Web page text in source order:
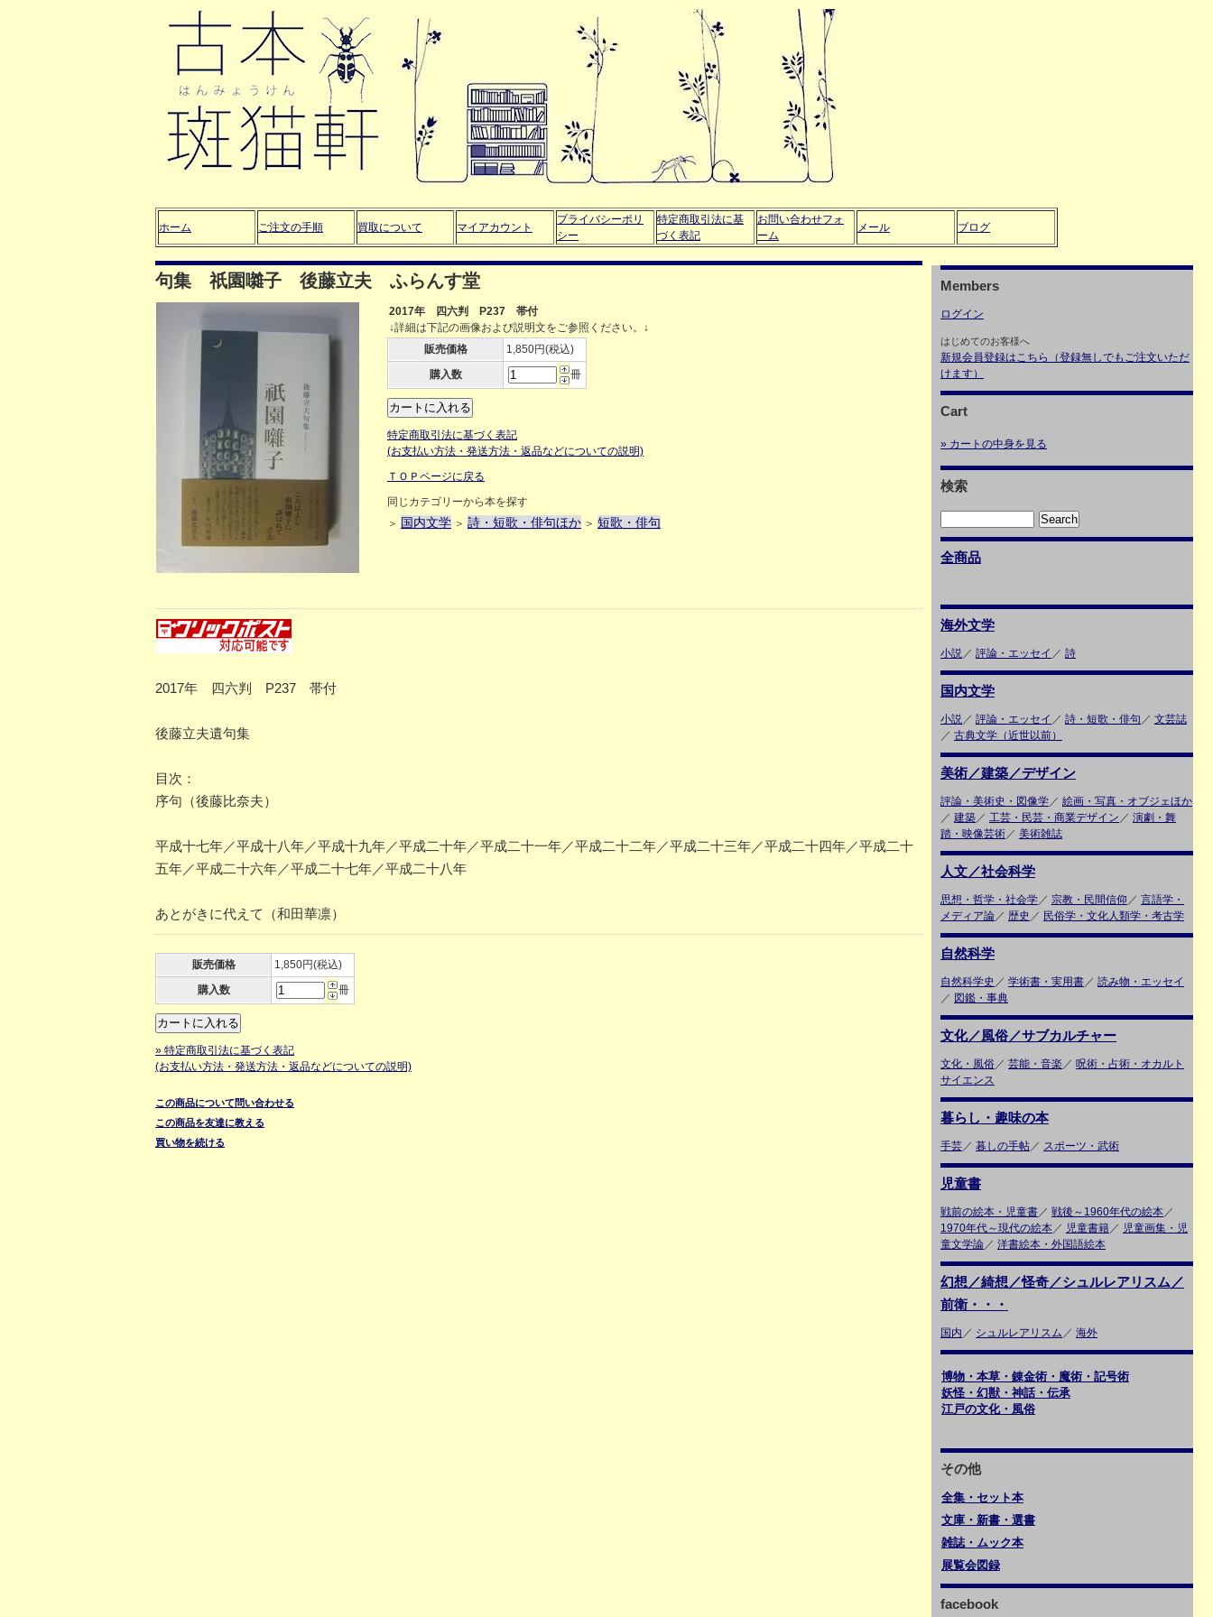
ホーム ご注文の手順 買取について マイアカウント
プライバシーポリ
シー
特定商取引法に基
づく表記
お問い合わせフォ
ーム
メール ブログ
句集 祇園囃子 後藤立夫 ふらんす堂
2017年 四六判 P237 帯付
↓詳細は下記の画像および説明文をご参照ください。↓
販売価格
1,850円(税込)
購入数
冊
特定商取引法に基づく表記
(お支払い方法・発送方法・返品などについての説明)
ＴＯＰページに戻る
同じカテゴリーから本を探す
＞ 国内文学 ＞ 詩・短歌・俳句ほか ＞ 短歌・俳句
2017年 四六判 P237 帯付
後藤立夫遺句集
目次：
序句（後藤比奈夫）
平成十七年／平成十八年／平成十九年／平成二十年／平成二十一年／平成二十二年／平成二十三年／平成二十四年／平成二十
五年／平成二十六年／平成二十七年／平成二十八年
あとがきに代えて（和田華凛）
販売価格
1,850円(税込)
購入数
冊
» 特定商取引法に基づく表記
(お支払い方法・発送方法・返品などについての説明)
この商品について問い合わせる
この商品を友達に教える
買い物を続ける
Members
ログイン
はじめてのお客様へ
新規会員登録はこちら（登録無しでもご注文いただ
けます）
Cart
» カートの中身を見る
検索
全商品
海外文学
小説／ 評論・エッセイ ／ 詩
国内文学
小説／ 評論・エッセイ ／ 詩・短歌・俳句 ／ 文芸誌
／ 古典文学（近世以前）
美術／建築／デザイン
評論・美術史・図像学／ 絵画・写真・オブジェほか
／ 建築／ 工芸・民芸・商業デザイン ／ 演劇・舞
踏・映像芸術／ 美術雑誌
人文／社会科学
思想・哲学・社会学／ 宗教・民間信仰 ／ 言語学・
メディア論／ 歴史 ／ 民俗学・文化人類学・考古学
自然科学
自然科学史 ／ 学術書・実用書／ 読み物・エッセイ
／ 図鑑・事典
文化／風俗／サブカルチャー
文化・風俗／ 芸能・音楽 ／ 呪術・占術・オカルト
サイエンス
暮らし・趣味の本
手芸／ 暮しの手帖／ スポーツ・武術
児童書
戦前の絵本・児童書／ 戦後～1960年代の絵本／
1970年代～現代の絵本／ 児童書籍／ 児童画集・児
童文学論／ 洋書絵本・外国語絵本
幻想／綺想／怪奇／シュルレアリスム／
前衛・・・
国内 ／ シュルレアリスム ／ 海外
博物・本草・錬金術・魔術・記号術
妖怪・幻獣・神話・伝承
江戸の文化・風俗
その他
全集・セット本
文庫・新書・選書
雑誌・ムック本
展覧会図録
facebook